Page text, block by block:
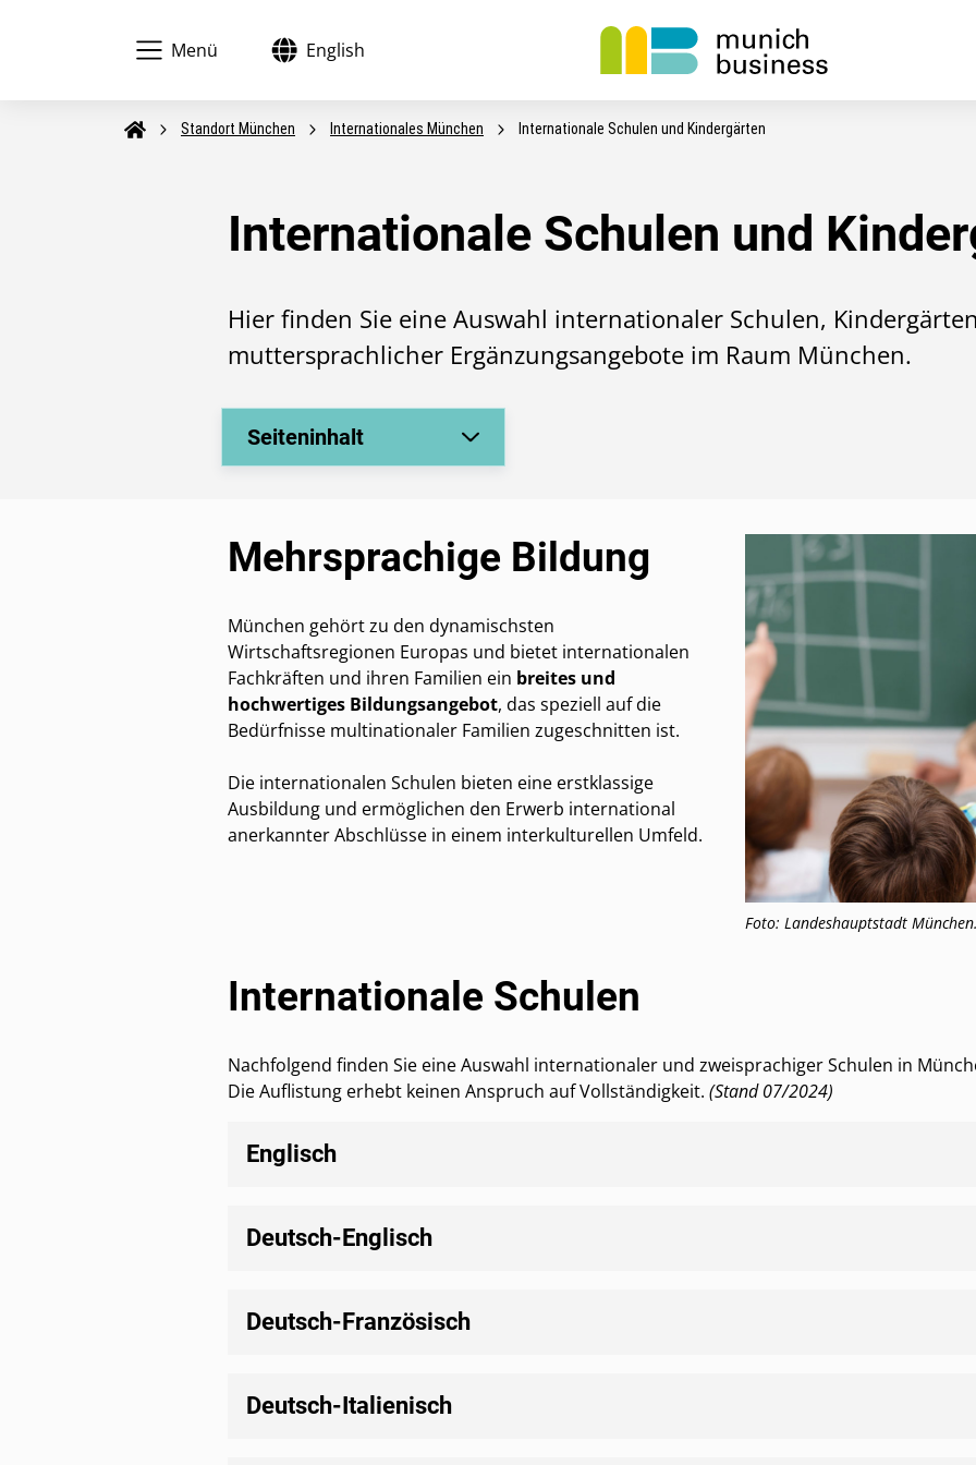
Menü Sprache wechseln:
English
StartseiteStandort München Internationales München Internationale Schulen und Kindergärten
Internationale Schulen und
Hier finden Sie eine Auswahl internationaler Schulen,
muttersprachlicher Ergänzungsangebote im Raum München.
Seiteninhalt
Mehrsprachige Bildung
München gehört zu den dynamischsten
Wirtschaftsregionen Europas und bietet internationalen
Fachkräften und ihren Familien ein breites und
hochwertiges Bildungsangebot, das speziell auf die
Bedürfnisse multinationaler Familien zugeschnitten ist.
Die internationalen Schulen bieten eine erstklassige
Ausbildung und ermöglichen den Erwerb international
anerkannter Abschlüsse in einem interkulturellen Umfeld.
Foto: Landeshauptstadt
Internationale Schulen
Nachfolgend finden Sie eine Auswahl internationaler und zweisprachiger Schulen in
Die Auflistung erhebt keinen Anspruch auf Vollständigkeit. (Stand 07/2024)
Englisch
Deutsch-Englisch
Deutsch-Französisch
Deutsch-Italienisch